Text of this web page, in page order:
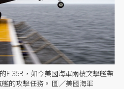
F-35B，如今美國海軍兩棲突擊艦帶
的攻擊任務。 圖／美國海軍